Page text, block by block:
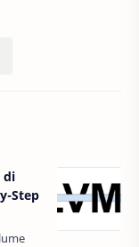
di
Step